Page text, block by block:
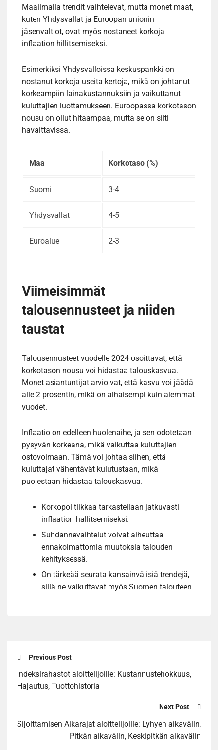
Maailmalla trendit vaihtelevat, mutta monet maat,
kuten Yhdysvallat ja Euroopan unionin
jäsenvaltiot, ovat myös nostaneet korkoja
inflaation hillitsemiseksi.
Esimerkiksi Yhdysvalloissa keskuspankki on
nostanut korkoja useita kertoja, mikä on johtanut
korkeampiin lainakustannuksiin ja vaikuttanut
kuluttajien luottamukseen. Euroopassa korkotason
nousu on ollut hitaampaa, mutta se on silti
havaittavissa.
Maa Korkotaso (%)
Suomi 3-4
Yhdysvallat 4-5
Euroalue 2-3
Viimeisimmät
talousennusteet ja niiden
taustat
Talousennusteet vuodelle 2024 osoittavat, että
korkotason nousu voi hidastaa talouskasvua.
Monet asiantuntijat arvioivat, että kasvu voi jäädä
alle 2 prosentin, mikä on alhaisempi kuin aiemmat
vuodet.
Inflaatio on edelleen huolenaihe, ja sen odotetaan
pysyvän korkeana, mikä vaikuttaa kuluttajien
ostovoimaan. Tämä voi johtaa siihen, että
kuluttajat vähentävät kulutustaan, mikä
puolestaan hidastaa talouskasvua.
Korkopolitiikkaa tarkastellaan jatkuvasti
inflaation hallitsemiseksi.
Suhdannevaihtelut voivat aiheuttaa
ennakoimattomia muutoksia talouden
kehityksessä.
On tärkeää seurata kansainvälisiä trendejä,
sillä ne vaikuttavat myös Suomen talouteen.
Previous Post
Indeksirahastot aloittelijoille: Kustannustehokkuus,
Hajautus, Tuottohistoria
Next Post
Sijoittamisen Aikarajat aloittelijoille: Lyhyen aikavälin,
Pitkän aikavälin, Keskipitkän aikavälin